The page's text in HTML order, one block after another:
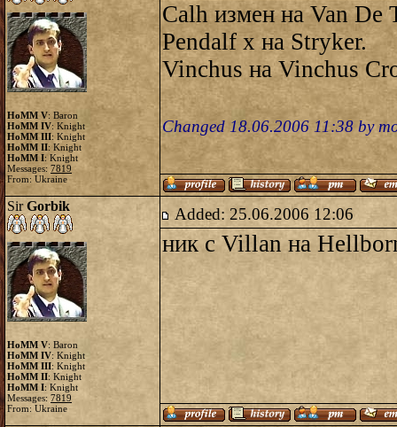
HoMM V: Baron
HoMM IV: Knight
HoMM III: Knight
HoMM II: Knight
HoMM I: Knight
Messages: 7819
From: Ukraine
Calh измен на Van De
Pendalf x на Stryker.
Vinchus на Vinchus
Changed 18.06.2006 11:38 by
SirGorbik
HoMM V: Baron
HoMM IV: Knight
HoMM III: Knight
HoMM II: Knight
HoMM I: Knight
Messages: 7819
From: Ukraine
Added: 25.06.2006 12:06
ник c Villan на